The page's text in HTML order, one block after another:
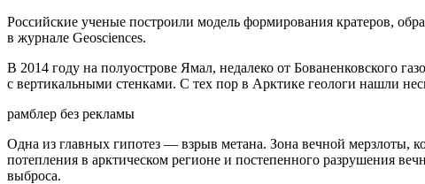
Российские ученые построили модель формирования кратеров,
в журнале Geosciences.
В 2014 году на полуострове Ямал, недалеко от Бованенковского
с вертикальными стенками. С тех пор в Арктике геологи нашли
рамблер без рекламы
Одна из главных гипотез — взрыв метана. Зона вечной мерзлоты,
потепления в арктическом регионе и постепенного разрушения
выброса.